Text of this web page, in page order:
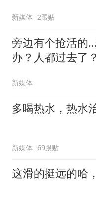
新媒体 2跟贴
旁边有个抢活的
办？人都过去了？
新媒体
多喝热水，热水
新媒体 69跟贴
这滑的挺远的哈